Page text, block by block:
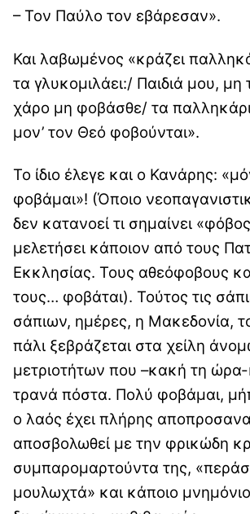
– Τον Παύλο τον εβάρεσαν».
Και λαβωμένος «κράζει
τα γλυκομιλάει:/ Παιδιά μου, μη
χάρο μη φοβάσθε/ τα
μον’ τον Θεό φοβούνται».
Το ίδιο έλεγε και ο Κανάρης:
φοβάμαι»! (Όποιο
δεν κατανοεί τι σημαίνει
μελετήσει κάποιον από τους
Εκκλησίας. Τους αθεόφοβους
τους… φοβάται). Τούτος τις
σάπιων, ημέρες, η Μακεδονία,
πάλι ξεβράζεται στα χείλη
μετριοτήτων που –κακή τη
τρανά πόστα. Πολύ φοβάμαι,
ο λαός έχει πλήρης
αποσβολωθεί με την φρικώδη
συμπαρομαρτούντα της,
μουλωχτά» και κάποιο